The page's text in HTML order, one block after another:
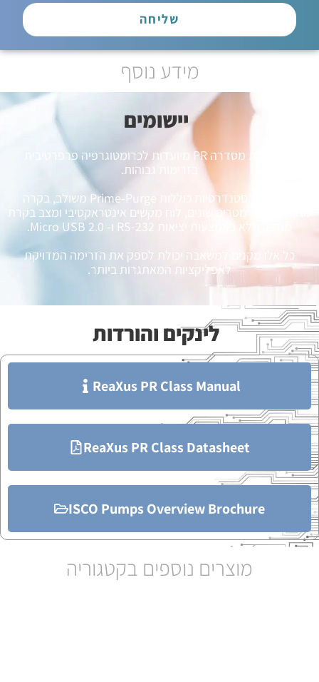
שליחה
מידע נוסף
יישומים​
המשאבות מסדרה PR מיועדות לכרומטוגרפיה פרפרטיבית
בזרימות גבוהות.
התכונות הסטנדרטיות כוללות Prime-Purge משולב, בקרה
מגוונת על פרמטרים שונים, לוח מקשים אינטראקטיבי ומצב בקרת
מחשב מלא באמצעות יציאות RS-232 ו- Micro USB 2.0.
כל אלו מקנים למשאבה יכולת לספק את הזרימה המדויקת
לאפליקציות המאתגרות ביותר.
לינקים והורדות
ReaXus PR Class Manual
ReaXus PR Class Datasheet
ISCO Pumps Overview Brochure
מוצרים נוספים בקטגוריה